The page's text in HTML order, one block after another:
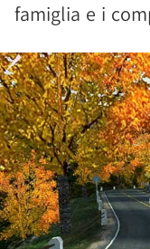
famiglia e i